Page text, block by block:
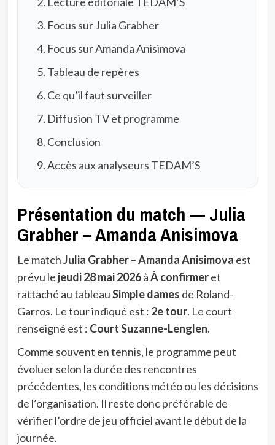
Focus sur Julia Grabher
Focus sur Amanda Anisimova
Tableau de repères
Ce qu’il faut surveiller
Diffusion TV et programme
Conclusion
Accès aux analyseurs TEDAM’S
Présentation du match — Julia
Grabher – Amanda Anisimova
Le matchJulia Grabher – Amanda Anisimova est
prévu le jeudi 28 mai 2026àÀ confirmeret
rattaché au tableauSimple dames de Roland-
Garros. Le tour indiqué est : 2e tour. Le court
renseigné est : Court Suzanne-Lenglen.
Comme souvent en tennis, le programme peut
évoluer selon la durée des rencontres
précédentes, les conditions météo ou les décisions
de l’organisation. Il reste donc préférable de
vérifier l’ordre de jeu officiel avant le début de la
journée.